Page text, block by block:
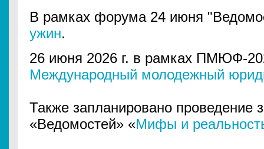
В рамках форума 24 июня
ужин.
26 июня 2026 г. в рамках ПМЮФ-
Международный молодежный
Также запланировано проведение
«Ведомостей» «Мифы и